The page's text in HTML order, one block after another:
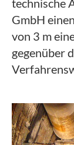
GmbH
von 3 m
gegenüber